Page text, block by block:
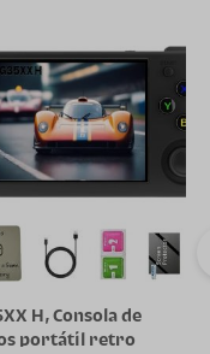
H, Consola de
portátil retro